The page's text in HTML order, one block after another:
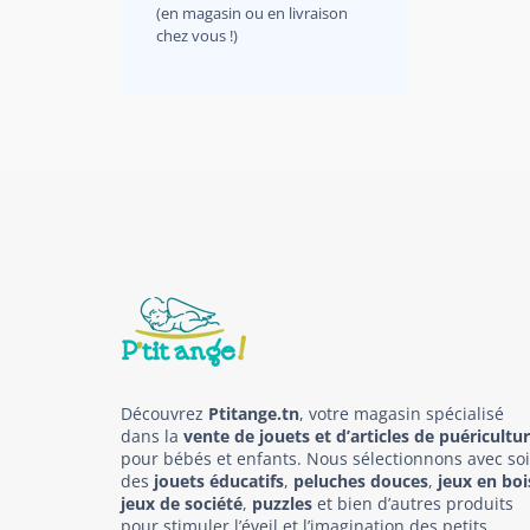
(en magasin ou en livraison
chez vous !)
Découvrez Ptitange.tn, votre magasin spécialisé
dans la vente de jouets et d’articles de
pour bébés et enfants. Nous sélectionnons avec
des jouets éducatifs, peluches douces, jeux en
jeux de société, puzzles et bien d’autres produits